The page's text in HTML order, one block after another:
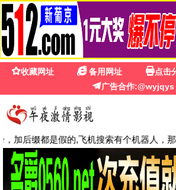
🍉鸟大大影院